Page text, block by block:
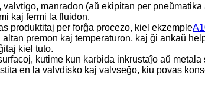
manradon (aŭ ekipitan per
kaj fermi la fluidon.
produktitaj per forĝa procezo, kiel ekzemple
premon kaj temperaturon, kaj ĝi ankaŭ
kiel tuto.
kutime kun karbida inkrustaĵo aŭ
en la valvdisko kaj valvseĝo, kiu povas